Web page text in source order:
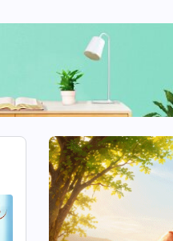
परमेश्वर का स्वभाव और स्वरूप